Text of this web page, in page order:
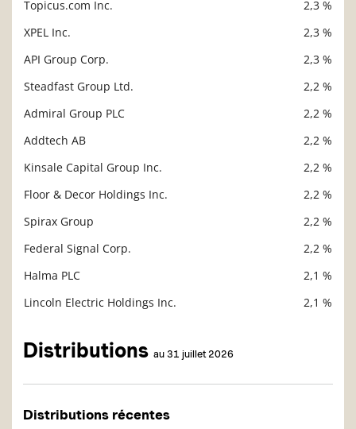
Topicus.com Inc.
2,3 %
XPEL Inc.
2,3 %
API Group Corp.
2,3 %
Steadfast Group Ltd.
2,2 %
Admiral Group PLC
2,2 %
Addtech AB
2,2 %
Kinsale Capital Group Inc.
2,2 %
Floor & Decor Holdings Inc.
2,2 %
Spirax Group
2,2 %
Federal Signal Corp.
2,2 %
Halma PLC
2,1 %
Lincoln Electric Holdings Inc.
2,1 %
Distributions au 31 juillet 2026
Distributions récentes